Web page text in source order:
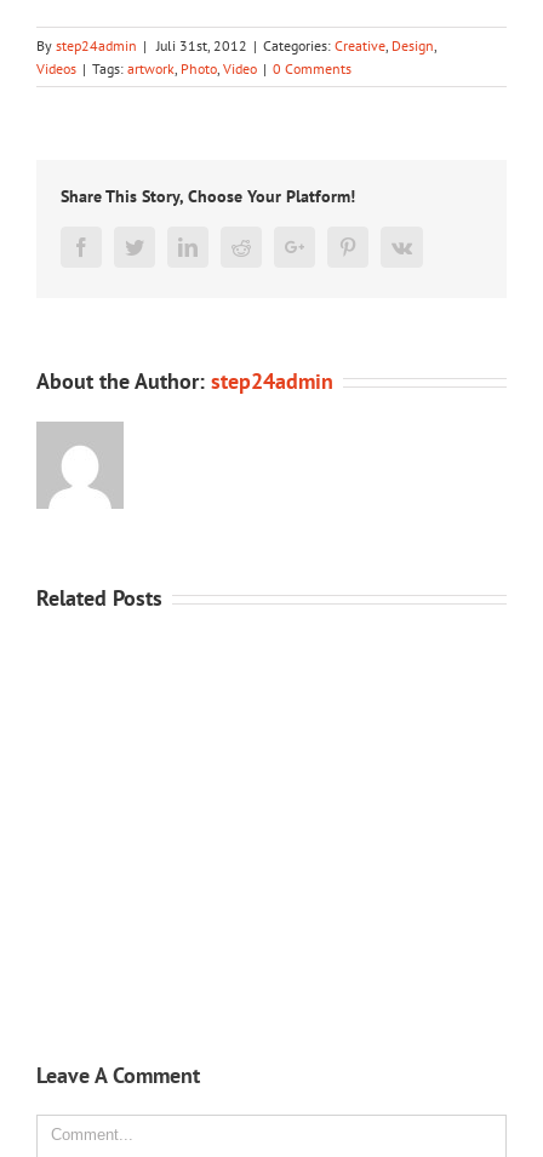
By step24admin | Juli 31st, 2012 | Categories: Creative, Design,
Videos | Tags: artwork, Photo, Video | 0 Comments
Share This Story, Choose Your Platform!
FacebookTwitterLinkedinRedditGoogle+ PinterestVk
About the Author: step24admin
Related Posts
Leave A Comment
Comment